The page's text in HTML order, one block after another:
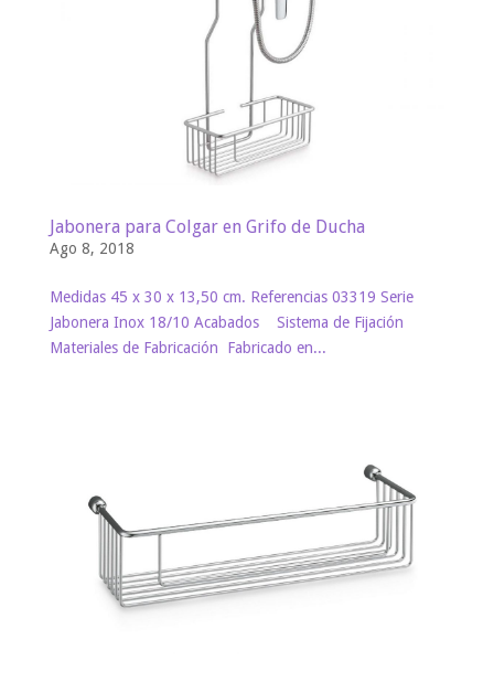
Jabonera para Colgar en Grifo de Ducha
Ago 8, 2018
Medidas 45 x 30 x 13,50 cm. Referencias 03319 Serie
Jabonera Inox 18/10 Acabados Sistema de Fijación
Materiales de Fabricación Fabricado en...